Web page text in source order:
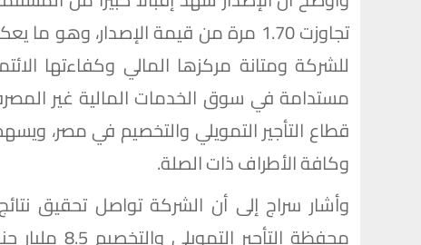
تجاوزت 1.70 مرة من قيمة الإصدار،
للشركة ومتانة مركزها المالي وكفاءتها
مستدامة في سوق الخدمات المالية غير
قطاع التأجير التمويلي والتخصيم في مصر،
وكافة الأطراف ذات الصلة.
وأشار سراج إلى أن الشركة تواصل تحقيق